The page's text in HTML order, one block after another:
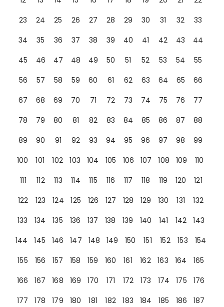
23
24 25 26 27 28 29 30 31 32
33
34
35 36 37 38 39 40 41 42 43
44
45
46 47 48 49 50 51 52 53 54
55
56
57 58 59 60 61 62 63 64 65
66
67
68 69 70 71 72 73 74 75 76
77
78
79 80 81 82 83 84 85 86 87
88
89
90 91 92 93 94 95 96 97 98
99
100
101 102 103 104 105 106 107 108 109
110
111
112 113 114 115 116 117 118 119 120
121
122
123 124 125 126 127 128 129 130 131
132
133
134 135 136 137 138 139 140 141 142
143
144
145 146 147 148 149 150 151 152 153
154
155
156 157 158 159 160 161 162 163 164
165
166
167 168 169 170 171 172 173 174 175
176
177
178 179 180 181 182 183 184 185 186
187